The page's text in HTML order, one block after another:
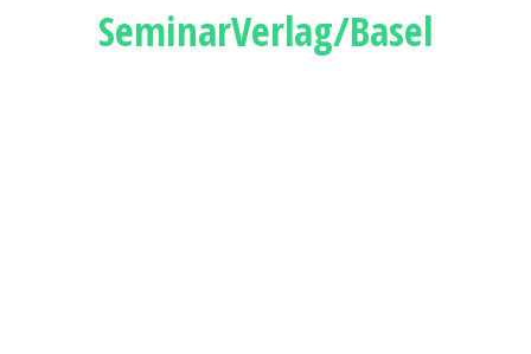
SeminarVerlag/Basel